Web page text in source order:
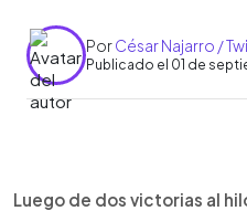
PorCésar Najarro /
Publicado el 01 de
► Escuchar artículo
Luego de dos victorias al